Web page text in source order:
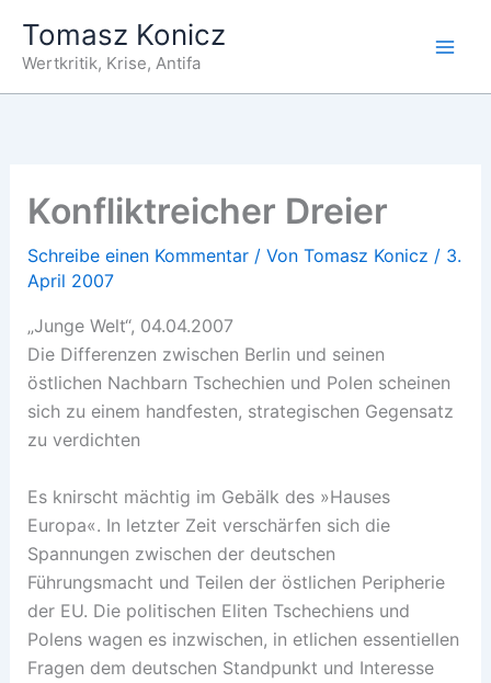
Inhalt
springen
Tomasz Konicz
Wertkritik, Krise, Antifa
Konfliktreicher Dreier
Schreibe einen Kommentar / Von Tomasz Konicz / 3.
April 2007
„Junge Welt“, 04.04.2007
Die Differenzen zwischen Berlin und seinen
östlichen Nachbarn Tschechien und Polen scheinen
sich zu einem handfesten, strategischen Gegensatz
zu verdichten
Es knirscht mächtig im Gebälk des »Hauses
Europa«. In letzter Zeit verschärfen sich die
Spannungen zwischen der deutschen
Führungsmacht und Teilen der östlichen Peripherie
der EU. Die politischen Eliten Tschechiens und
Polens wagen es inzwischen, in etlichen essentiellen
Fragen dem deutschen Standpunkt und Interesse